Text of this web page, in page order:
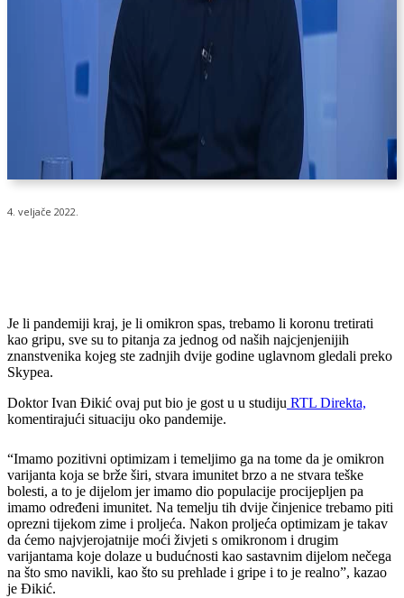
4. veljače 2022.
Je li pandemiji kraj, je li omikron spas, trebamo li koronu tretirati
kao gripu, sve su to pitanja za jednog od naših najcjenjenijih
znanstvenika kojeg ste zadnjih dvije godine uglavnom gledali preko
Skypea.
Doktor Ivan Đikić ovaj put bio je gost u u studiju RTL Direkta,
komentirajući situaciju oko pandemije.
“Imamo pozitivni optimizam i temeljimo ga na tome da je omikron
varijanta koja se brže širi, stvara imunitet brzo a ne stvara teške
bolesti, a to je dijelom jer imamo dio populacije procijepljen pa
imamo određeni imunitet. Na temelju tih dvije činjenice trebamo piti
oprezni tijekom zime i proljeća. Nakon proljeća optimizam je takav
da ćemo najvjerojatnije moći živjeti s omikronom i drugim
varijantama koje dolaze u budućnosti kao sastavnim dijelom nečega
na što smo navikli, kao što su prehlade i gripe i to je realno”, kazao
je Đikić.